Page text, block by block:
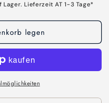
Lieferzeit AT 1-3 Tage*
legen